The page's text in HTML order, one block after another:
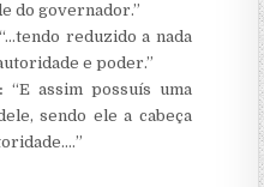
do governador.”
“…tendo reduzido a nada
e poder.”
: “E assim possuís uma
sendo ele a cabeça